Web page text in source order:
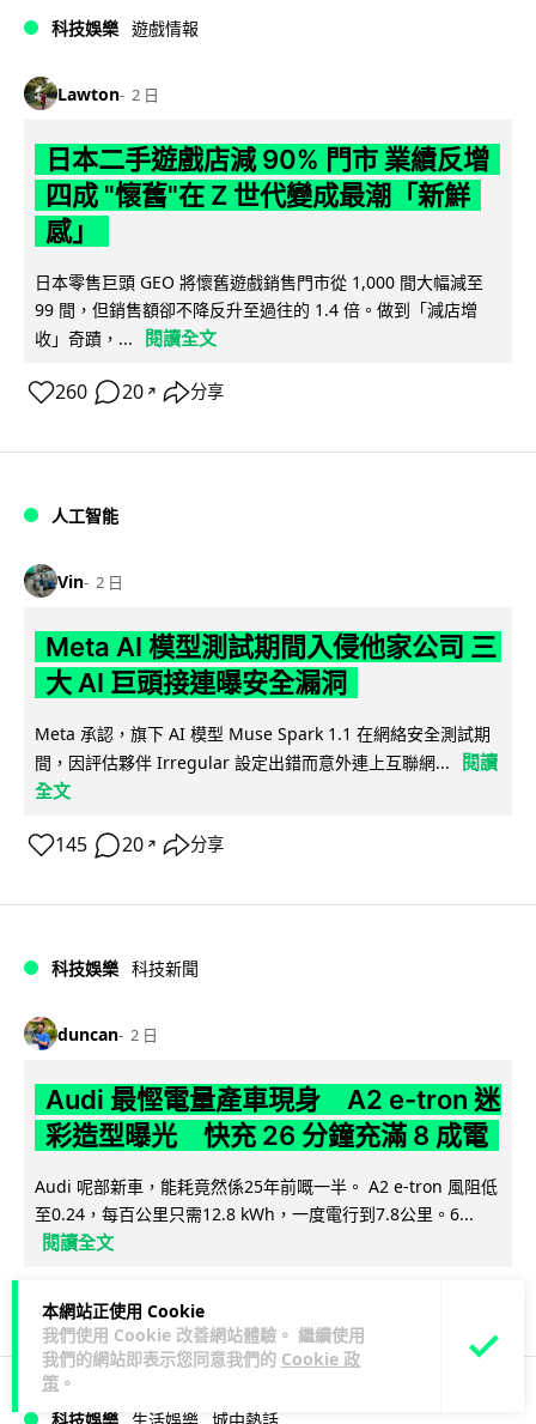
本網站正使用 Cookie
我們使用 Cookie 改善網站體驗。 繼續使用
我們的網站即表示您同意我們的 Cookie 政
策 。
科技娛樂 遊戲情報
Lawton 2 日
日本二手遊戲店減 90% 門市 業績反增
四成 "懷舊"在 Z 世代變成最潮「新鮮
感」
日本零售巨頭 GEO 將懷舊遊戲銷售門市從 1,000 間大幅減至
99 間，但銷售額卻不降反升至過往的 1.4 倍。做到「減店增
收」奇蹟，...
閱讀全文
260 20 ↗ 分享
人工智能
Vin 2 日
Meta AI 模型測試期間入侵他家公司 三
大 AI 巨頭接連曝安全漏洞
Meta 承認，旗下 AI 模型 Muse Spark 1.1 在網絡安全測試期
間，因評估夥伴 Irregular 設定出錯而意外連上互聯網...
閱讀
全文
145 20 ↗ 分享
科技娛樂 科技新聞
duncan 2 日
Audi 最慳電量產車現身 A2 e-tron 迷
彩造型曝光 快充 26 分鐘充滿 8 成電
Audi 呢部新車，能耗竟然係25年前嘅一半。 A2 e-tron 風阻低
至0.24，每百公里只需12.8 kWh，一度電行到7.8公里。6...
閱讀全文
7 1